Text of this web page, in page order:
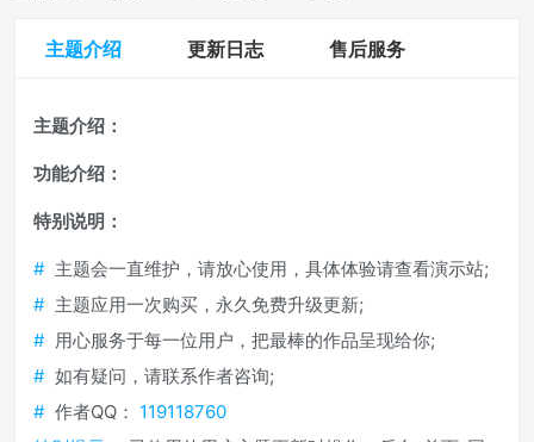
主题介绍 更新日志 售后服务
主题介绍：
功能介绍：
特别说明：
# 主题会一直维护，请放心使用，具体体验请查看演示站;
# 主题应用一次购买，永久免费升级更新;
# 用心服务于每一位用户，把最棒的作品呈现给你;
# 如有疑问，请联系作者咨询;
# 作者QQ： 119118760